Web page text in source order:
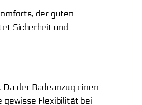
der guten
Sicherheit und
der Badeanzug einen
Flexibilität bei